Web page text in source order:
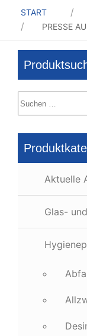
START
PRESSE
Suchen
nach:
Aktuelle
Glas-